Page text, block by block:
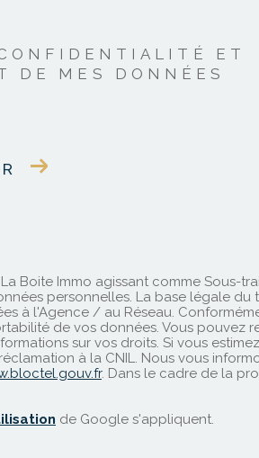
Nous vous informons de l’existence de la liste
ET
DE MES DONNÉES
Boite Immo agissant comme Sous-
personnelles. La base légale du
à l'Agence / au Réseau.
de vos données. Vous
sur vos droits. Si vous
à la CNIL. Nous vous
. Dans le cadre de la
de Google s'appliquent.